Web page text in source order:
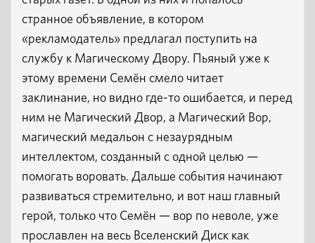
странное объявление, в котором
«рекламодатель» предлагал поступить на
службу к Магическому Двору. Пьяный уже к
этому времени Семён смело читает
заклинание, но видно где-то ошибается, и перед
ним не Магический Двор, а Магический Вор,
магический медальон с незаурядным
интеллектом, созданный с одной целью —
помогать воровать. Дальше события начинают
развиваться стремительно, и вот наш главный
герой, только что Семён — вор по неволе, уже
прославлен на весь Вселенский Диск как